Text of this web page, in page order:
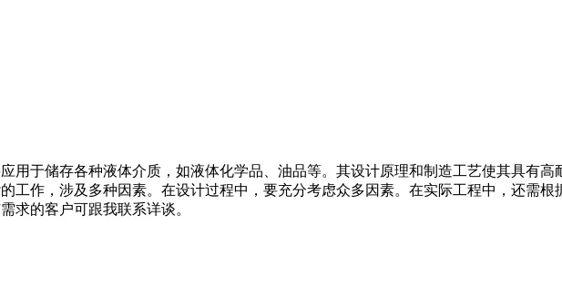
用于储存各种液体介质，如液体化学品、油品等。其设计原理和制造工艺使其具有
工作，涉及多种因素。在设计过程中，要充分考虑众多因素。在实际工程中，还需
求的客户可跟我联系详谈。